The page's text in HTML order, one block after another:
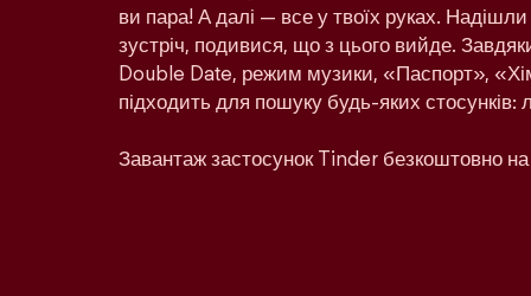
ви пара! А далі — все у твоїх руках.
зустріч, подивися, що з цього вийде.
Double Date, режим музики, «Паспорт»,
підходить для пошуку будь-яких стосунків:
Завантаж застосунок Tinder безкоштовно